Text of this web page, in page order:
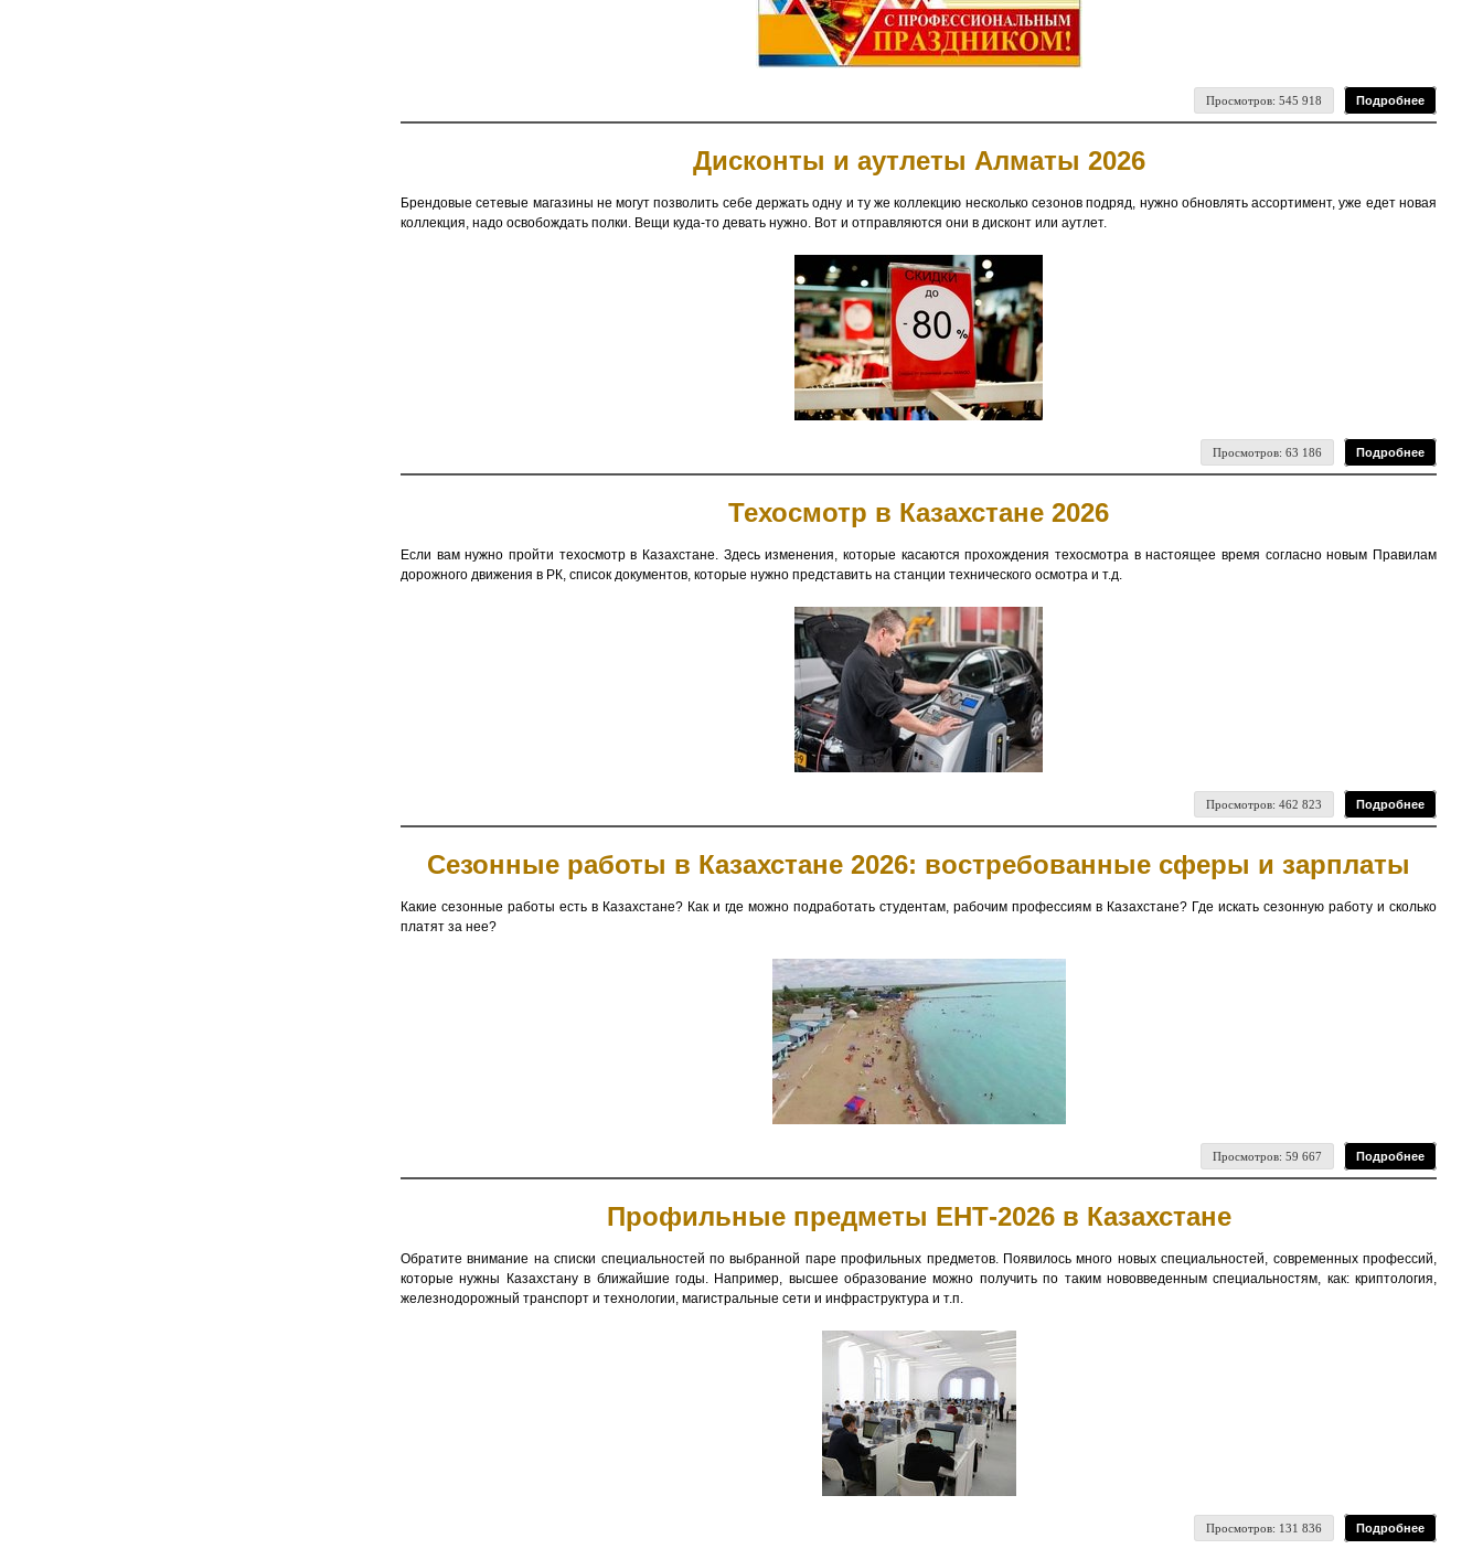
Просмотров: 545 918 Подробнее
Дисконты и аутлеты Алматы 2026
Брендовые сетевые магазины не могут позволить себе держать одну и ту же коллекцию несколько сезонов подряд, нужно обновлять ассортимент, уже едет новая
коллекция, надо освобождать полки. Вещи куда-то девать нужно. Вот и отправляются они в дисконт или аутлет.
Просмотров: 63 186 Подробнее
Техосмотр в Казахстане 2026
Если вам нужно пройти техосмотр в Казахстане. Здесь изменения, которые касаются прохождения техосмотра в настоящее время согласно новым Правилам
дорожного движения в РК, список документов, которые нужно представить на станции технического осмотра и т.д.
Просмотров: 462 823 Подробнее
Сезонные работы в Казахстане 2026: востребованные сферы и зарплаты
Какие сезонные работы есть в Казахстане? Как и где можно подработать студентам, рабочим профессиям в Казахстане? Где искать сезонную работу и сколько
платят за нее?
Просмотров: 59 667 Подробнее
Профильные предметы ЕНТ-2026 в Казахстане
Обратите внимание на списки специальностей по выбранной паре профильных предметов. Появилось много новых специальностей, современных профессий,
которые нужны Казахстану в ближайшие годы. Например, высшее образование можно получить по таким нововведенным специальностям, как: криптология,
железнодорожный транспорт и технологии, магистральные сети и инфраструктура и т.п.
Просмотров: 131 836 Подробнее